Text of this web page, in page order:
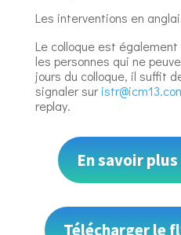
Les interventions en
Le colloque est
les personnes qui ne
jours du colloque, il suffit
signaler sur
replay.
En savoir
Télécharger le